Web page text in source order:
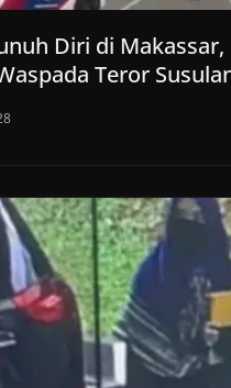
Diri di Makassar,
Teror